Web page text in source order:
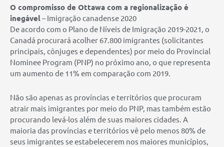
O compromisso de Ottawa com a regionalização é
inegável– Imigração canadense 2020
De acordo com o Plano de Níveis de Imigração 2019-2021, o
Canadá procurará acolher 67.800 imigrantes (solicitantes
principais, cônjuges e dependentes) por meio do Provincial
Nominee Program (PNP) no próximo ano, o que representa
um aumento de 11% em comparação com 2019.
Não são apenas as províncias e territórios que procuram
atrair mais imigrantes por meio do PNP, mas também estão
procurando levá-los além de suas maiores cidades. A
maioria das províncias e territórios vê pelo menos 80% de
seus imigrantes se estabelecerem nos maiores municípios,